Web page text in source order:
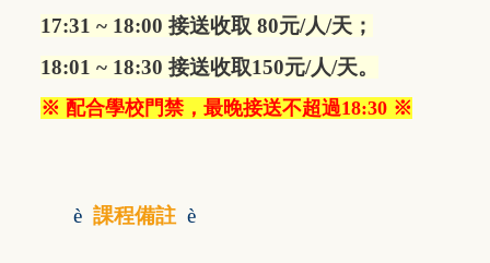
17:31 ~ 18:00 接送收取 80元/人/天；
18:01 ~ 18:30 接送收取150元/人/天。
※ 配合學校門禁，最晚接送不超過18:30 ※
è 課程備註 è